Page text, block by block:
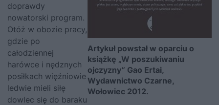
Artykuł powstał w oparciu o
książkę „W poszukiwaniu
ojczyzny” Gao Ertai,
Wydawnictwo Czarne,
Wołowiec 2012.
doprawdy
nowatorski program.
Otóż w obozie pracy,
gdzie po
całodziennej
harówce i nędznych
posiłkach więźniowie
ledwie mieli siłę
dowlec się do baraku